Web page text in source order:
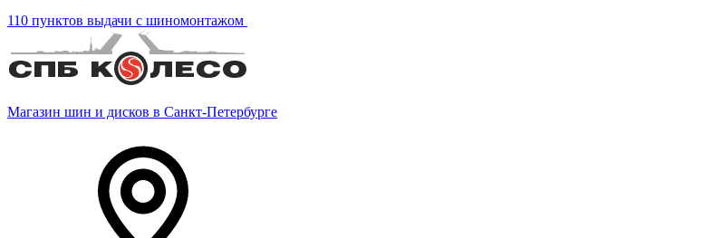
110 пунктов выдачи с шиномонтажом
Магазин шин и дисков в Санкт-Петербурге